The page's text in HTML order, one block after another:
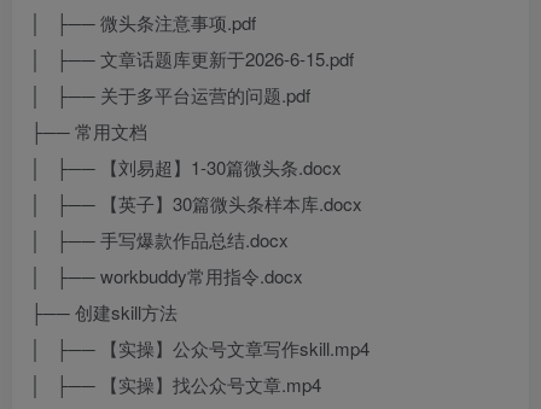
│ ├── 微头条注意事项.pdf
│ ├── 文章话题库更新于2026-6-15.pdf
│ ├── 关于多平台运营的问题.pdf
├── 常用文档
│ ├── 【刘易超】1-30篇微头条.docx
│ ├── 【英子】30篇微头条样本库.docx
│ ├── 手写爆款作品总结.docx
│ ├── workbuddy常用指令.docx
├── 创建skill方法
│ ├── 【实操】公众号文章写作skill.mp4
│ ├── 【实操】找公众号文章.mp4